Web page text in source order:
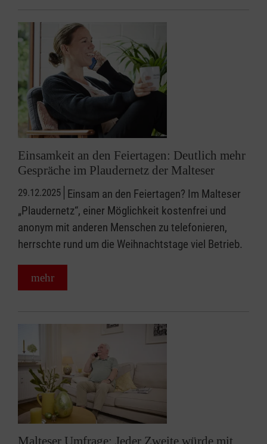
Einsamkeit an den Feiertagen: Deutlich mehr
Gespräche im Plaudernetz der Malteser
29.12.2025 Einsam an den Feiertagen? Im Malteser
„Plaudernetz“, einer Möglichkeit kostenfrei und
anonym mit anderen Menschen zu telefonieren,
herrschte rund um die Weihnachtstage viel Betrieb.
mehr
Malteser Umfrage: Jeder Zweite würde mit